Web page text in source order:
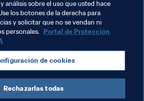
la FIFA 2026™
la FIFA Catar 2022™ Qatar
CONMEBOL USA
México
análisis sobre el uso que usted hace
los botones de la derecha para
y solicitar que no se vendan ni
personales. Portal de Protección
de cookies
Rechazarlas todas